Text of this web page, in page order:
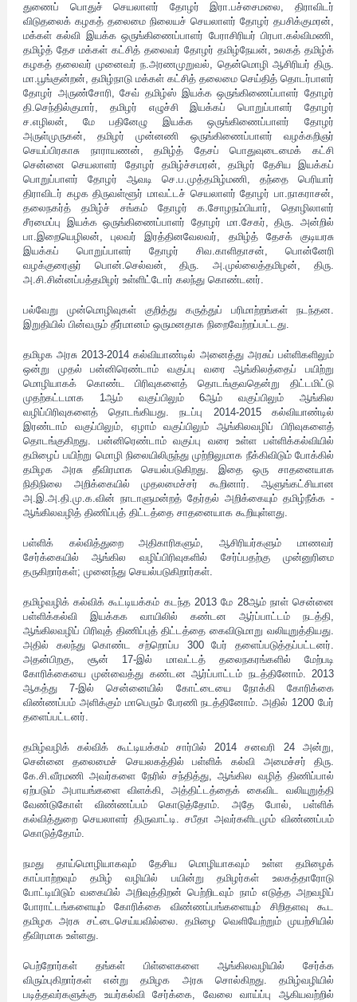
துணைப் பொதுச் செயலாளர் தோழர் இரா.பச்சைமலை, திராவிடர்
விடுதலைக் கழகத் தலைமை நிலையச் செயலாளர் தோழர் தபசிக்குமரன்,
மக்கள் கல்வி இயக்க ஒருங்கிணைப்பாளர் பேராசிரியர் பிரபா.கல்விமணி,
தமிழ்த் தேச மக்கள் கட்சித் தலைவர் தோழர் தமிழ்நேயன், உலகத் தமிழ்க்
கழகத் தலைவர் முனைவர் ந.அரணமுறுவல், தென்மொழி ஆசிரியர் திரு.
மா.பூங்குன்றன், தமிழ்நாடு மக்கள் கட்சித் தலைமை செய்தித் தொடர்பாளர்
தோழர் அருண்சோரி, சேவ் தமிழ்ஸ் இயக்க ஒருங்கிணைப்பாளர் தோழர்
தி.செந்தில்குமார், தமிழர் எழுச்சி இயக்கப் பொறுப்பாளர் தோழர்
ச.எழிலன், மே பதினேழு இயக்க ஒருங்கிணைப்பாளர் தோழர்
அருள்முருகன், தமிழர் முன்னணி ஒருங்கிணைப்பாளர் வழக்கறிஞர்
செயப்பிரகாசு நாராயணன், தமிழ்த் தேசப் பொதுவுடைமைக் கட்சி
சென்னை செயலாளர் தோழர் தமிழ்ச்சமரன், தமிழர் தேசிய இயக்கப்
பொறுப்பாளர் தோழர் ஆவடி செ.ப.முத்தமிழ்மணி, தந்தை பெரியார்
திராவிடர் கழக திருவள்ளூர் மாவட்டச் செயலாளர் தோழர் பா.நாகராசன்,
தலைநகர்த் தமிழ்ச் சங்கம் தோழர் க.சோழநம்பியார், தொழிலாளர்
சீரமைப்பு இயக்க ஒருங்கிணைப்பாளர் தோழர் மா.சேகர், திரு. அன்றில்
பா.இறையெழிலன், புலவர் இரத்தினவேலவர், தமிழ்த் தேசக் குடியரசு
இயக்கப் பொறுப்பாளர் தோழர் சிவ.காளிதாசன், பொன்னேரி
வழக்குரைஞர் பொன்.செல்வன், திரு. அ.முல்லைத்தமிழன், திரு.
அ.சி.சின்னப்பத்தமிழர் உள்ளிட்டோர் கலந்து கொண்டனர்.
பல்வேறு முன்மொழிவுகள் குறித்து கருத்துப் பரிமாற்றங்கள் நடந்தன.
இறுதியில் பின்வரும் தீர்மானம் ஒருமனதாக நிறைவேற்றப்பட்டது.
தமிழக அரசு 2013-2014 கல்வியாண்டில் அனைத்து அரசுப் பள்ளிகளிலும்
ஒன்று முதல் பன்னிரெண்டாம் வகுப்பு வரை ஆங்கிலத்தைப் பயிற்று
மொழியாகக் கொண்ட பிரிவுகளைத் தொடங்குவதென்று திட்டமிட்டு
முதற்கட்டமாக 1ஆம் வகுப்பிலும் 6ஆம் வகுப்பிலும் ஆங்கில
வழிப்பிரிவுகளைத் தொடங்கியது. நடப்பு 2014-2015 கல்வியாண்டில்
இரண்டாம் வகுப்பிலும், ஏழாம் வகுப்பிலும் ஆங்கிலவழிப் பிரிவுகளைத்
தொடங்குகிறது. பன்னிரெண்டாம் வகுப்பு வரை உள்ள பள்ளிக்கல்வியில்
தமிழைப் பயிற்று மொழி நிலையிலிருந்து முற்றிலுமாக நீக்கிவிடும் போக்கில்
தமிழக அரசு தீவிரமாக செயல்படுகிறது. இதை ஒரு சாதனையாக
நிதிநிலை அறிக்கையில் முதலமைச்சர் கூறினார். ஆளுங்கட்சியான
அ.இ.அ.தி.மு.க.வின் நாடாளுமன்றத் தேர்தல் அறிக்கையும் தமிழ்நீக்க -
ஆங்கிலவழித் திணிப்புத் திட்டத்தை சாதனையாக கூறியுள்ளது.
பள்ளிக் கல்வித்துறை அதிகாரிகளும், ஆசிரியர்களும் மாணவர்
சேர்க்கையில் ஆங்கில வழிப்பிரிவுகளில் சேர்ப்பதற்கு முன்னுரிமை
தருகிறார்கள்; முனைந்து செயல்படுகிறார்கள்.
தமிழ்வழிக் கல்விக் கூட்டியக்கம் கடந்த 2013 மே 28ஆம் நாள் சென்னை
பள்ளிக்கல்வி இயக்கக வாயிலில் கண்டன ஆர்ப்பாட்டம் நடத்தி,
ஆங்கிலவழிப் பிரிவுத் திணிப்புத் திட்டத்தை கைவிடுமாறு வலியுறுத்தியது.
அதில் கலந்து கொண்ட சற்றொப்ப 300 பேர் தளைப்படுத்தப்பட்டனர்.
அதன்பிறகு, சூன் 17-இல் மாவட்டத் தலைநகரங்களில் மேற்படி
கோரிக்கையை முன்வைத்து கண்டன ஆர்ப்பாட்டம் நடத்தினோம். 2013
ஆகத்து 7-இல் சென்னையில் கோட்டையை நோக்கி கோரிக்கை
விண்ணப்பம் அளிக்கும் மாபெரும் பேரணி நடத்தினோம். அதில் 1200 பேர்
தளைப்பட்டனர்.
தமிழ்வழிக் கல்விக் கூட்டியக்கம் சார்பில் 2014 சனவரி 24 அன்று,
சென்னை தலைமைச் செயலகத்தில் பள்ளிக் கல்வி அமைச்சர் திரு.
கே.சி.வீரமணி அவர்களை நேரில் சந்தித்து, ஆங்கில வழித் திணிப்பால்
ஏற்படும் அபாயங்களை விளக்கி, அத்திட்டத்தைக் கைவிட வலியுறுத்தி
வேண்டுகோள் விண்ணப்பம் கொடுத்தோம். அதே போல், பள்ளிக்
கல்வித்துறை செயலாளர் திருவாட்டி. சபீதா அவர்களிடமும் விண்ணப்பம்
கொடுத்தோம்.
நமது தாய்மொழியாகவும் தேசிய மொழியாகவும் உள்ள தமிழைக்
காப்பாற்றவும் தமிழ் வழியில் பயின்று தமிழர்கள் உலகத்தாரோடு
போட்டியிடும் வகையில் அறிவுத்திறன் பெற்றிடவும் நாம் எடுத்த அறவழிப்
போராட்டங்களையும் கோரிக்கை விண்ணப்பங்களையும் சிறிதளவு கூட
தமிழக அரசு சட்டைசெய்யவில்லை. தமிழை வெளியேற்றும் முயற்சியில்
தீவிரமாக உள்ளது.
பெற்றோர்கள் தங்கள் பிள்ளைகளை ஆங்கிலவழியில் சேர்க்க
விரும்புகிறார்கள் என்று தமிழக அரசு சொல்கிறது. தமிழ்வழியில்
படித்தவர்களுக்கு உயர்கல்வி சேர்க்கை, வேலை வாய்ப்பு ஆகியவற்றில்